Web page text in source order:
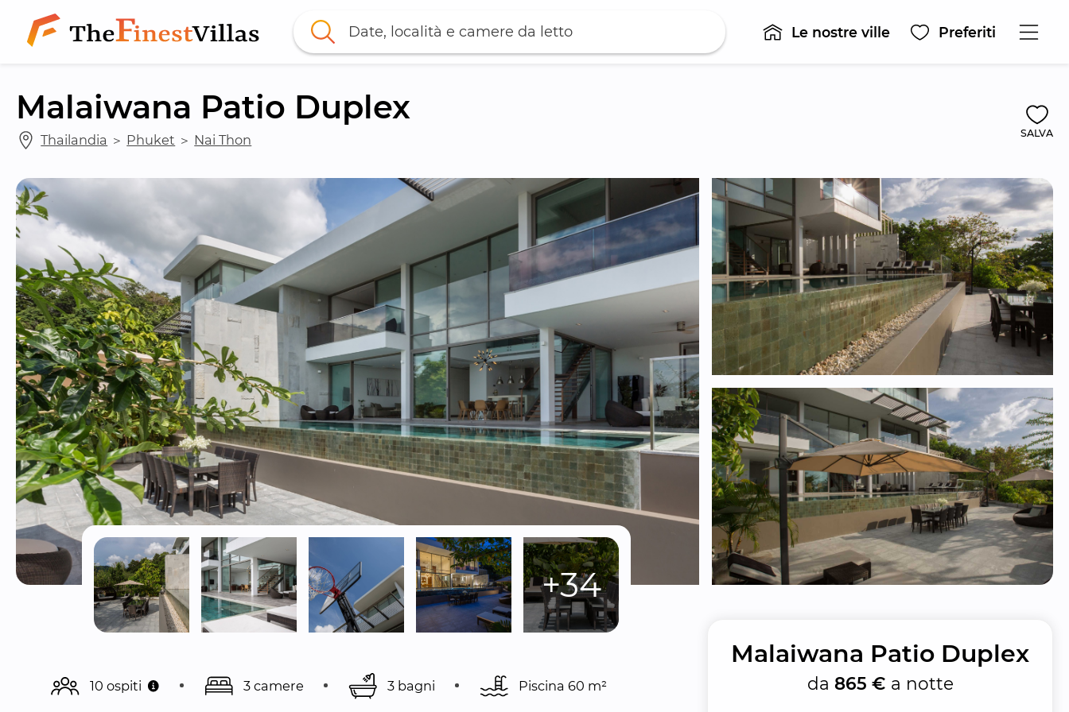
Date, località e camere da letto Le nostre ville Preferiti
Malaiwana Patio Duplex
Thailandia ＞ Phuket ＞ Nai Thon SALVA
+34
10 ospiti 3 camere 3 bagni Piscina 60 m²
Malaiwana Patio Duplex
da 865 € a notte